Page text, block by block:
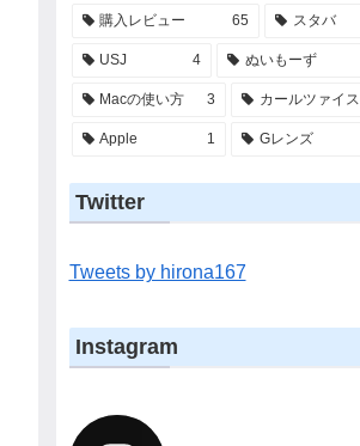
購入レビュー 65 スタバ
USJ 4 ぬいもーず
Macの使い方 3 カールツァイス
Apple 1 Gレンズ
Twitter
Tweets by hirona167
Instagram